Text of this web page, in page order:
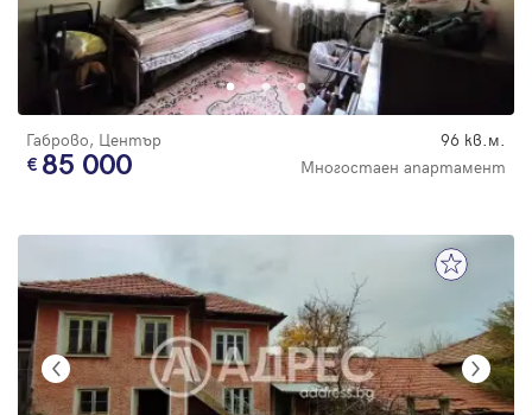
Габрово, Център 96 кв.м.
85 000 Многостаен апартамент